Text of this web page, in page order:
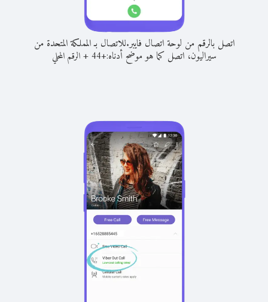
اتصل بالرقم من لوحة اتصال فايبر.للاتصال بـ المملكة المتحدة من
سيراليون، اتصل كما هو موضح أدناه:+
44
+الرقم المحلي